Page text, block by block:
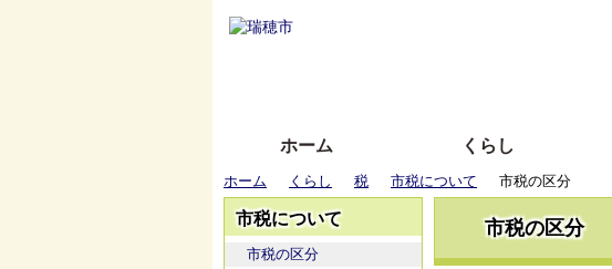
ホーム くらし
ホーム くらし 税 市税について 市税の区分
市税について
市税の区分
市税の区分